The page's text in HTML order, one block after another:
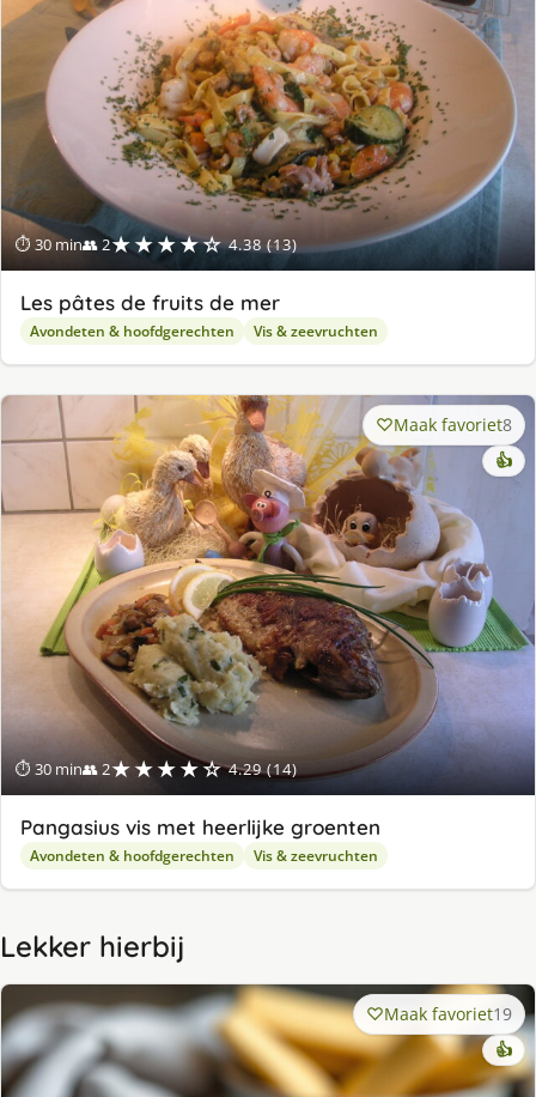
⏱ 30 min👥 2★★★★☆ 4.38 (13)
Les pâtes de fruits de mer
Avondeten & hoofdgerechten Vis & zeevruchten
⏱ 30 min👥 2★★★★☆ 4.29 (14)
Maak favoriet8
👍
Pangasius vis met heerlijke groenten
Avondeten & hoofdgerechten Vis & zeevruchten
Lekker hierbij
Maak favoriet19
👍